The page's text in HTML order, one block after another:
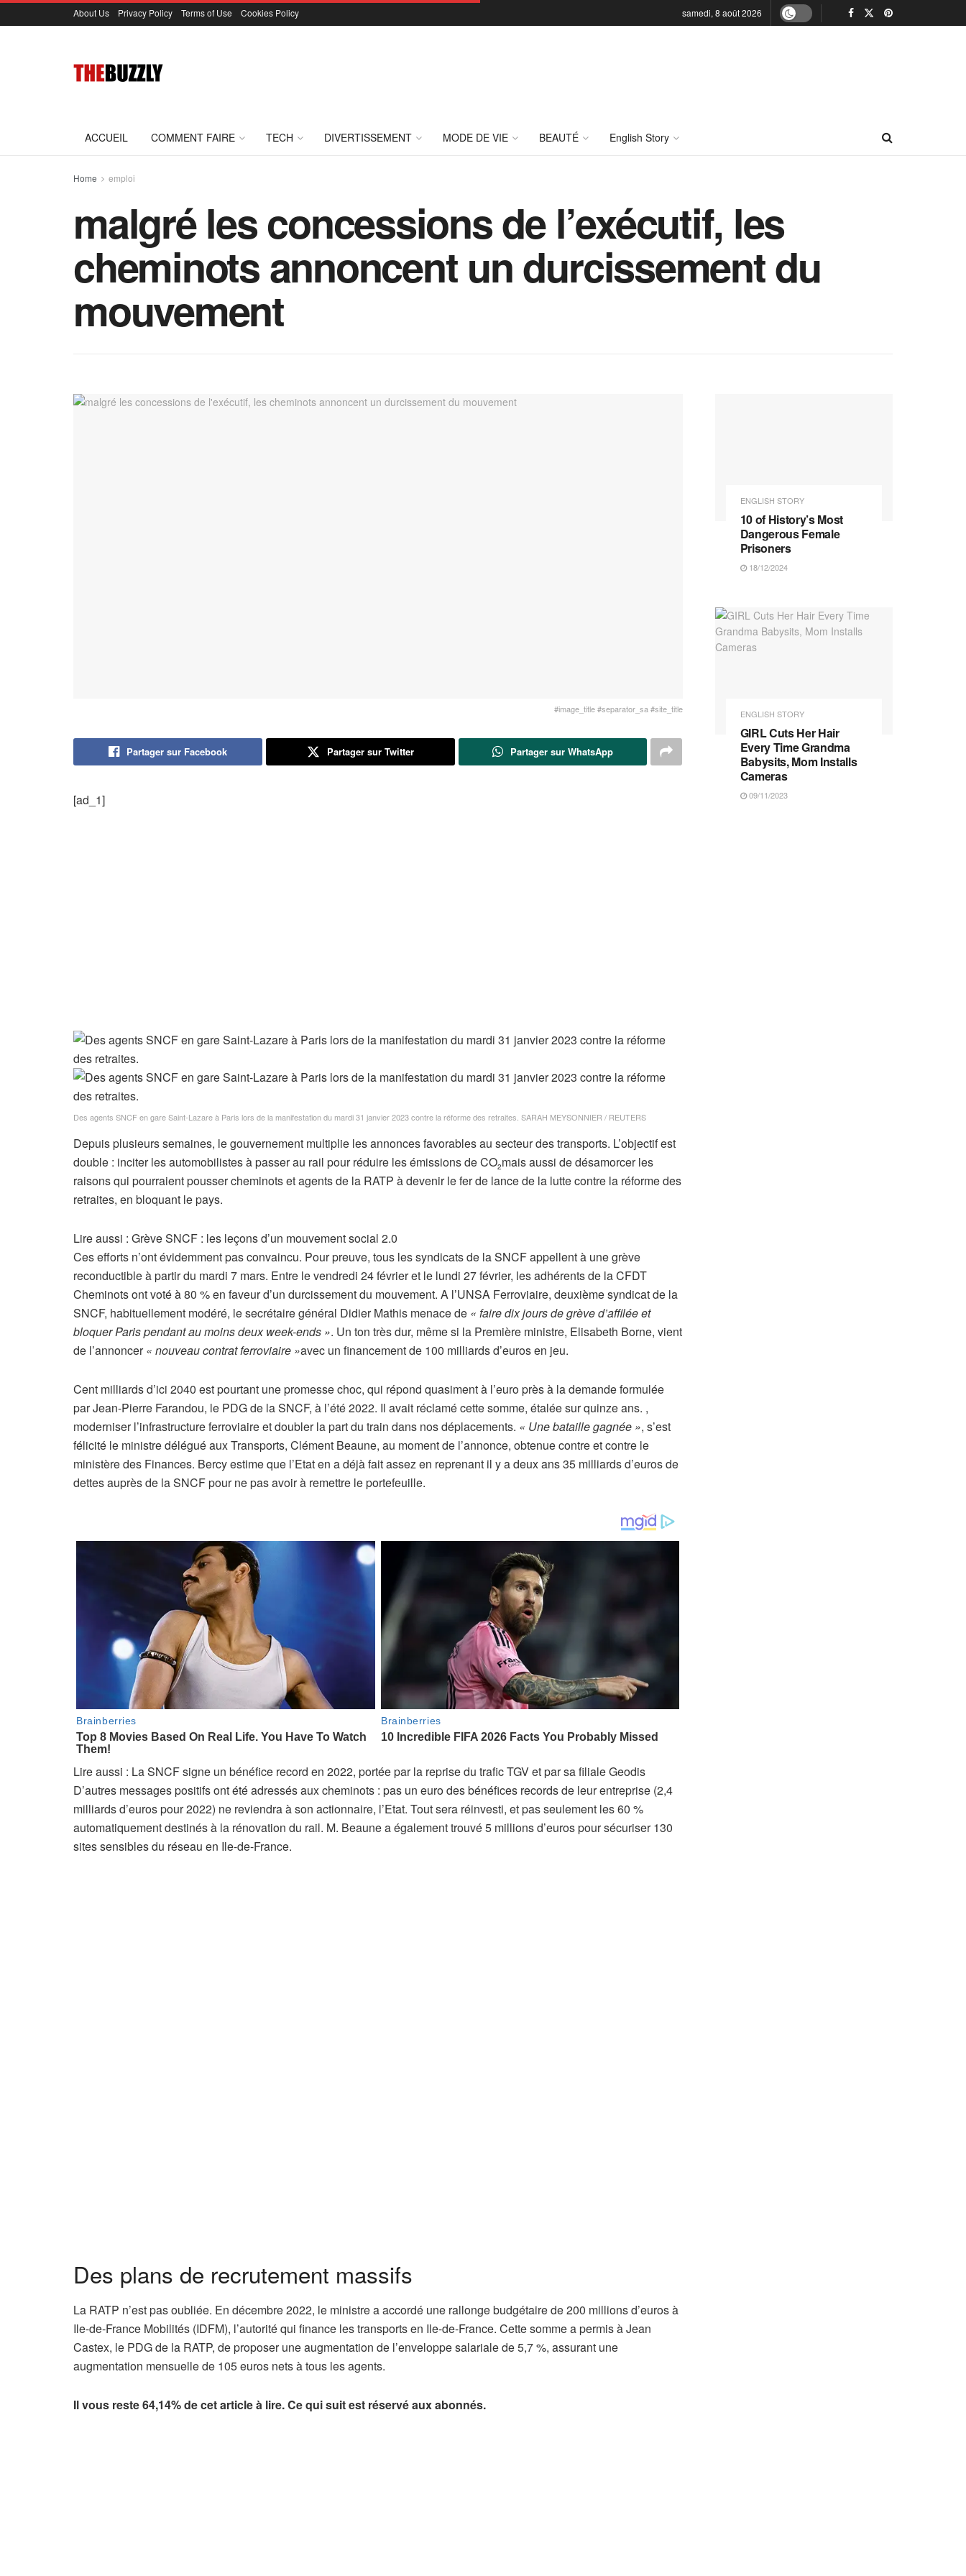
About Us Privacy Policy Terms of Use Cookies Policy samedi, 8 août 2026
ACCUEIL COMMENT FAIRE TECH DIVERTISSEMENT MODE DE VIE BEAUTÉ English Story
Home emploi
malgré les concessions de l’exécutif, les
cheminots annoncent un durcissement du
mouvement
#image_title #separator_sa #site_title
Partager sur Facebook Partager sur Twitter Partager sur WhatsApp
[ad_1]
Des agents SNCF en gare Saint-Lazare à Paris lors de la manifestation du mardi 31 janvier 2023 contre la réforme des retraites. SARAH MEYSONNIER / REUTERS
Depuis plusieurs semaines, le gouvernement multiplie les annonces favorables au secteur des transports. L’objectif est
double : inciter les automobilistes à passer au rail pour réduire les émissions de CO2mais aussi de désamorcer les
raisons qui pourraient pousser cheminots et agents de la RATP à devenir le fer de lance de la lutte contre la réforme des
retraites, en bloquant le pays.
Lire aussi : A
r
t
i
c
l
e
é
s
e
r
v
é
n
é
s
Grève SNCF : les leçons d’un mouvement social 2.0
Ces efforts n’ont évidemment pas convaincu. Pour preuve, tous les syndicats de la SNCF appellent à une grève
reconductible à partir du mardi 7 mars. Entre le vendredi 24 février et le lundi 27 février, les adhérents de la CFDT
Cheminots ont voté à 80 % en faveur d’un durcissement du mouvement. A l’UNSA Ferroviaire, deuxième syndicat de la
SNCF, habituellement modéré, le secrétaire général Didier Mathis menacede « faire dix jours de grève d’affilée et
bloquer Paris pendant au moins deux week-ends ». Un ton très dur, même si la Première ministre, Elisabeth Borne, vient
de l’annoncer« nouveau contrat ferroviaire »avec un financement de 100 milliards d’euros en jeu.
Cent milliards d’ici 2040 est pourtant une promesse choc, qui répond quasiment à l’euro près à la demande formulée
par Jean-Pierre Farandou, le PDG de la SNCF, à l’été 2022. Il avait réclamé cette somme, étalée sur quinze ans. ,
moderniser l’infrastructure ferroviaire et doubler la part du train dans nos déplacements. « Une bataille gagnée », s’est
félicité le ministre délégué aux Transports, Clément Beaune, au moment de l’annonce, obtenue contre et contre le
ministère des Finances. Bercy estime que l’Etat en a déjà fait assez en reprenant il y a deux ans 35 milliards d’euros de
dettes auprès de la SNCF pour ne pas avoir à remettre le portefeuille.
Lire aussi : A
r
t
i
c
La SNCF signe un bénéfice record en 2022, portée par la reprise du trafic TGV et par sa filiale Geodis
D’autres messages positifs ont été adressés aux cheminots : pas un euro des bénéfices records de leur entreprise (2,4
milliards d’euros pour 2022) ne reviendra à son actionnaire, l’Etat. Tout sera réinvesti, et pas seulement les 60 %
automatiquement destinés à la rénovation du rail. M. Beaune a également trouvé 5 millions d’euros pour sécuriser 130
sites sensibles du réseau en Ile-de-France.
Des plans de recrutement massifs
La RATP n’est pas oubliée. En décembre 2022, le ministre a accordé une rallonge budgétaire de 200 millions d’euros à
Ile-de-France Mobilités (IDFM), l’autorité qui finance les transports en Ile-de-France. Cette somme a permis à Jean
Castex, le PDG de la RATP, de proposer une augmentation de l’enveloppe salariale de 5,7 %, assurant une
augmentation mensuelle de 105 euros nets à tous les agents.
Il vous reste 64,14% de cet article à lire. Ce qui suit est réservé aux abonnés.
ENGLISH STORY
10 of History’s Most
Dangerous Female
Prisoners
18/12/2024
ENGLISH STORY
GIRL Cuts Her Hair
Every Time Grandma
Babysits, Mom Installs
Cameras
09/11/2023